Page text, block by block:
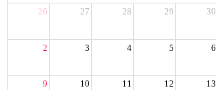
26
27 28 29 30
2 3 4 5 6
9 10 11 12 13